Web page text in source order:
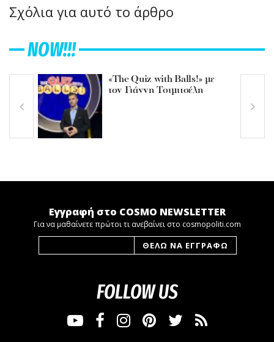
Σχόλια για αυτό το άρθρο
NOW!!!
«The Quiz with Balls!» με
τον Γιάννη Τσιμιτσέλη
Εγγραφή στο COSMO NEWSLETTER
Για να μαθαίνετε πρώτοι τι ανεβαίνει στο cosmopoliti.com
FOLLOW US